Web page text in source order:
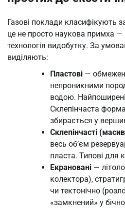
Газові поклади класифікують
це не просто наукова примха —
технологія видобутку. За
виділяють:
Пластові —
непроникними
водою.
Склепінчаста
збирається у
Склепінчасті
весь об’єм
пласта. Типові для
Екрановані —
колектора),
чи тектонічно
«замкнений» у